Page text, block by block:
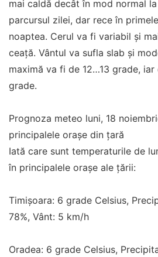
mai caldă decât în mod normal
parcursul zilei, dar rece în
noaptea. Cerul va fi variabil și
ceață. Vântul va sufla slab și
maximă va fi de 12…13 grade,
grade.
Prognoza meteo luni, 18
principalele orașe din țară
Iată care sunt temperaturile de
în principalele orașe ale țării:
Timișoara: 6 grade Celsius,
78%, Vânt: 5 km/h
Oradea: 6 grade Celsius,